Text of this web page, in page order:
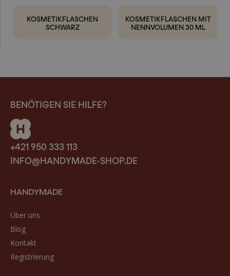
KOSMETIKFLASCHEN
SCHWARZ
KOSMETIKFLASCHEN MIT
NENNVOLUMEN 30 ML
BENÖTIGEN SIE HILFE?
+421 950 333 113
INFO@HANDYMADE-SHOP.DE
HANDYMADE
Über uns
Blog
Kontakt
Registrierung